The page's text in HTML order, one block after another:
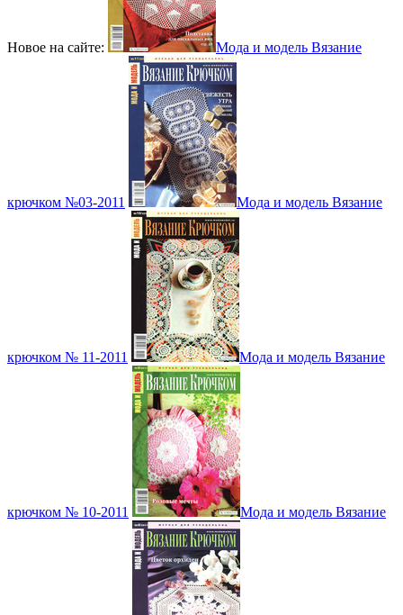
Новое на сайте: Мода и модель Вязание
крючком №03-2011 Мода и модель Вязание
крючком № 11-2011 Мода и модель Вязание
крючком № 10-2011 Мода и модель Вязание